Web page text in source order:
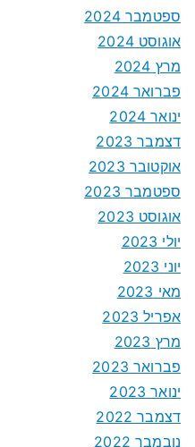
ספטמבר 2024
אוגוסט 2024
מרץ 2024
פברואר 2024
ינואר 2024
דצמבר 2023
אוקטובר 2023
ספטמבר 2023
אוגוסט 2023
יולי 2023
יוני 2023
מאי 2023
אפריל 2023
מרץ 2023
פברואר 2023
ינואר 2023
דצמבר 2022
נובמבר 2022